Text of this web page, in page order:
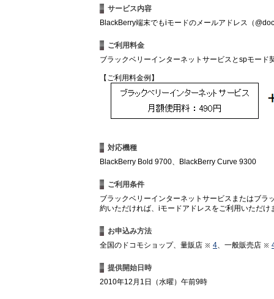
サービス内容
BlackBerry端末でもiモードのメールアドレス（
ご利用料金
ブラックベリーインターネットサービスとspモー
【ご利用料金例】
対応機種
BlackBerry Bold 9700、BlackBerry Curve 9300
ご利用条件
ブラックベリーインターネットサービスまたはブ
約いただければ、iモードアドレスをご利用いただけ
お申込み方法
全国のドコモショップ、量販店
4 、一般販売店
提供開始日時
2010年12月1日（水曜）午前9時